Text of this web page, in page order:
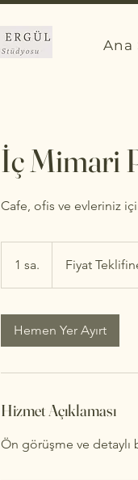
Ana
İç Mimari
Cafe, ofis ve evleriniz
1 sa.
s
GöreFiyat
Hemen Yer Ayırt
Hizmet Açıklaması
Ön görüşme ve